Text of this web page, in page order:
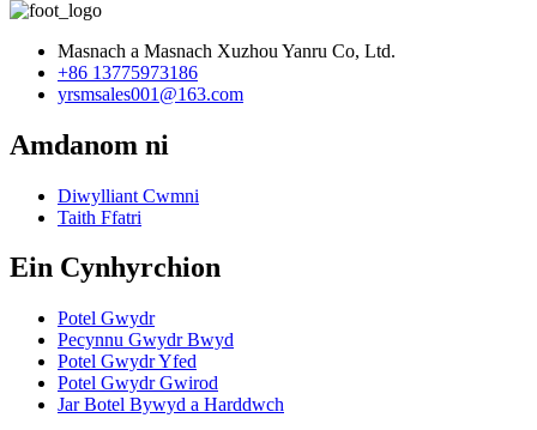
Masnach a Masnach Xuzhou Yanru Co, Ltd.
+86 13775973186
yrsmsales001@163.com
Amdanom ni
Diwylliant Cwmni
Taith Ffatri
Ein Cynhyrchion
Potel Gwydr
Pecynnu Gwydr Bwyd
Potel Gwydr Yfed
Potel Gwydr Gwirod
Jar Botel Bywyd a Harddwch